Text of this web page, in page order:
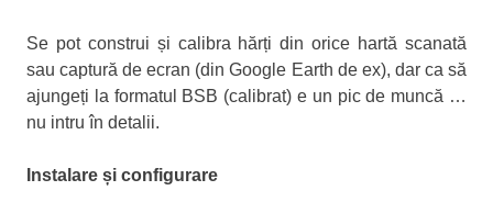
Se pot construi și calibra hărți din orice hartă scanată
sau captură de ecran (din Google Earth de ex), dar ca să
ajungeți la formatul BSB (calibrat) e un pic de muncă …
nu intru în detalii.
Instalare și configurare